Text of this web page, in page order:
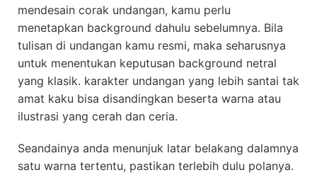
mendesain corak undangan, kamu perlu
menetapkan background dahulu sebelumnya. Bila
tulisan di undangan kamu resmi, maka seharusnya
untuk menentukan keputusan background netral
yang klasik. karakter undangan yang lebih santai tak
amat kaku bisa disandingkan beserta warna atau
ilustrasi yang cerah dan ceria.
Seandainya anda menunjuk latar belakang dalamnya
satu warna tertentu, pastikan terlebih dulu polanya.